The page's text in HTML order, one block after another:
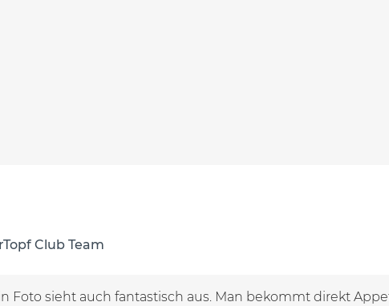
Club Team
Foto sieht auch fantastisch aus. Man bekommt direkt